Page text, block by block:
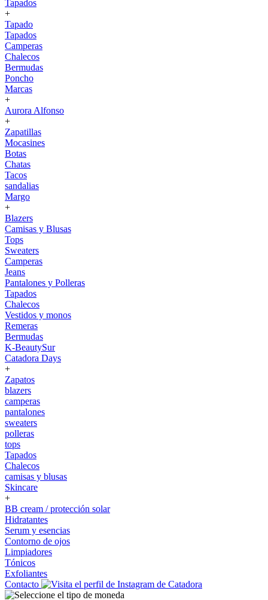
Tapados
+
Tapado
Tapados
Camperas
Chalecos
Bermudas
Poncho
Marcas
+
Aurora Alfonso
+
Zapatillas
Mocasines
Botas
Chatas
Tacos
sandalias
Margo
+
Blazers
Camisas y Blusas
Tops
Sweaters
Camperas
Jeans
Pantalones y Polleras
Tapados
Chalecos
Vestidos y monos
Remeras
Bermudas
K-BeautySur
Catadora Days
+
Zapatos
blazers
camperas
pantalones
sweaters
polleras
tops
Tapados
Chalecos
camisas y blusas
Skincare
+
BB cream / protección solar
Hidratantes
Serum y esencias
Contorno de ojos
Limpiadores
Tónicos
Exfoliantes
Contacto